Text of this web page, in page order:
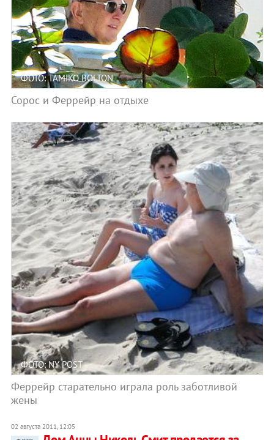
ФОТО: TAMIKO BOLTON
Сорос и Феррейр на отдыхе
ФОТО: NY POST
Феррейр старательно играла роль заботливой
жены
02 августа 2011, 12:05